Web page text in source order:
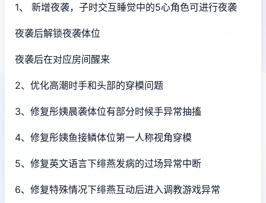
1、 新增夜袭，子时交互睡觉中的5心角色可进行夜袭
夜袭后解锁夜袭体位
夜袭后在对应房间醒来
2、优化高潮时手和头部的穿模问题
3、修复彤姨晨袭体位有部分时候手异常抽搐
4、修复彤姨鱼接鳞体位第一人称视角穿模
5、修复英文语言下绯燕发病的过场异常中断
6、修复特殊情况下绯燕互动后进入调教游戏异常